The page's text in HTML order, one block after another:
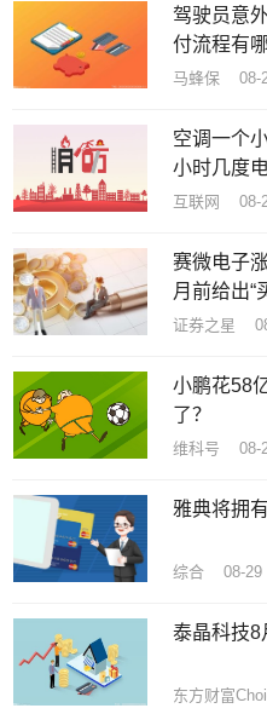
驾驶员意
付流程有哪
马蜂保 08-
空调一个
小时几度电
互联网 08-
赛微电子
月前给出“
证券之星
小鹏花58
了？
维科号 08-
雅典将拥
综合 08-29
泰晶科技8
东方财富